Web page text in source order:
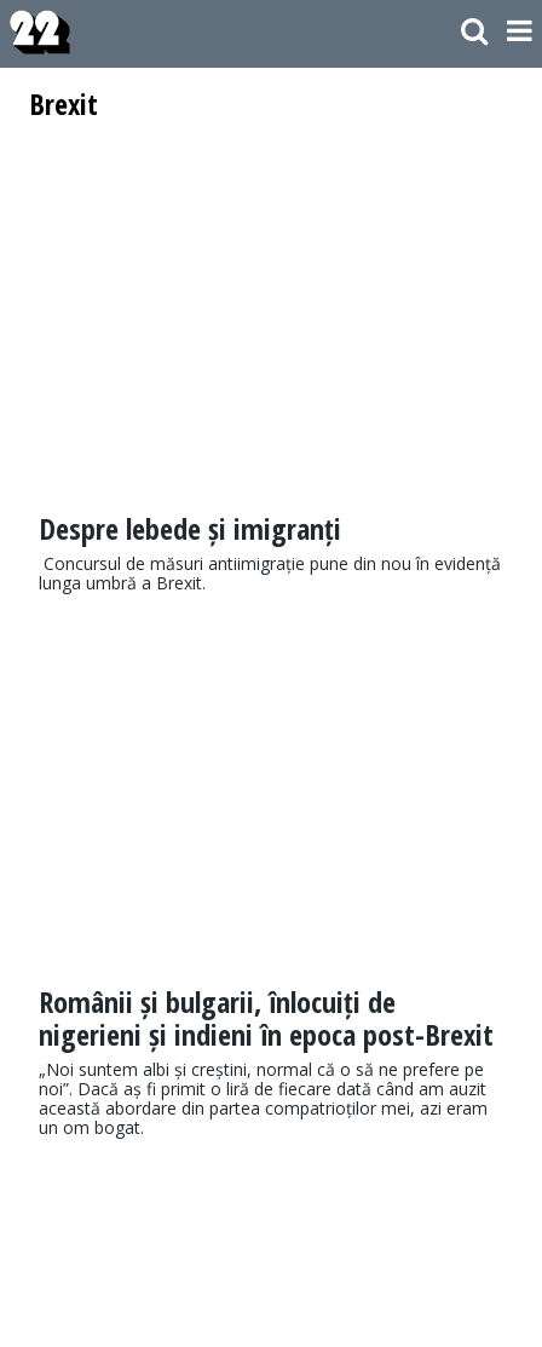
Brexit
Despre lebede și imigranți
Concursul de măsuri antiimigrație pune din nou în evidență
lunga umbră a Brexit.
Românii și bulgarii, înlocuiți de
nigerieni și indieni în epoca post-Brexit
„Noi suntem albi și creștini, normal că o să ne prefere pe
noi”. Dacă aș fi primit o liră de fiecare dată când am auzit
această abordare din partea compatrioților mei, azi eram
un om bogat.